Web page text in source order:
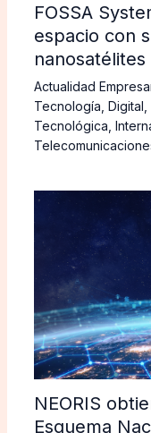
FOSSA
espacio con
nanosatélites
Actualidad
Tecnología Digital
Tecnológica
NEORIS
Esquema